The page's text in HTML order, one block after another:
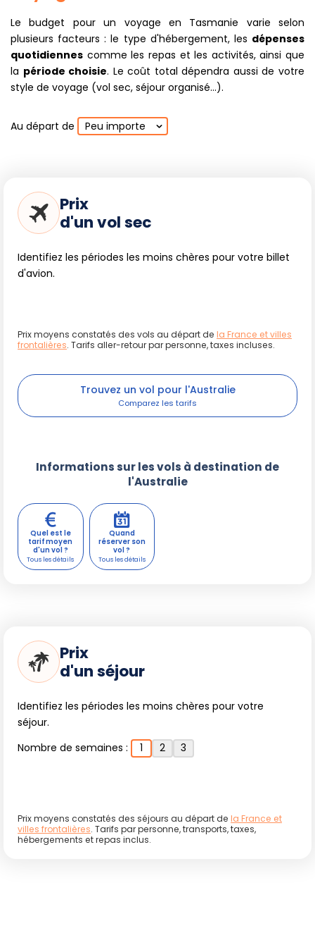
Le budget pour un voyage en Tasmanie varie selon
plusieurs facteurs : le type d'hébergement, les dépenses
quotidiennes comme les repas et les activités, ainsi que
la période choisie. Le coût total dépendra aussi de votre
style de voyage (vol sec, séjour organisé...).
Au départ de Peu importe
Prix
d'un vol sec
Identifiez les périodes les moins chères pour votre billet
d'avion.
Prix moyens constatés des vols au départ de la France et villes
frontalières. Tarifs aller-retour par personne, taxes incluses.
Trouvez un vol pour l'Australie
Informations sur les vols à destination de
l'Australie
Quel est le
tarif moyen
d'un vol ?
Quand
réserver son
vol ?
Prix
d'un séjour
Identifiez les périodes les moins chères pour votre
séjour.
Nombre de semaines :
1 2 3
Prix moyens constatés des séjours au départ de la France et
villes frontalières. Tarifs par personne, transports, taxes,
hébergements et repas inclus.